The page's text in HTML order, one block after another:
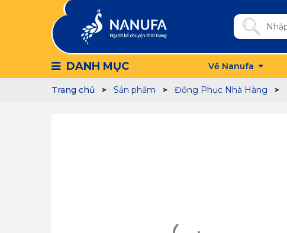
DANH MỤC Về Nanufa
Trang chủ Sản phẩm Đồng Phục Nhà Hàng